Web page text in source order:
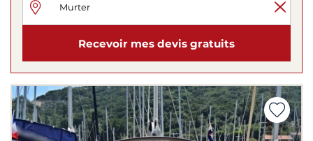
Recevoir mes devis gratuits